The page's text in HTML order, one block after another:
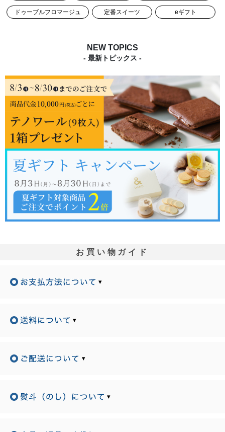
ドゥーブルフロマージュ 定番スイーツ eギフト
NEW TOPICS
- 最新トピックス -
お買い物ガイド
▾
▾
▾
▾